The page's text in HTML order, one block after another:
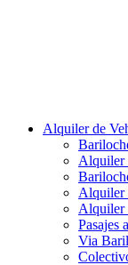
Alquiler de
Alquiler
Alquiler
Alquiler
Pasajes
Via